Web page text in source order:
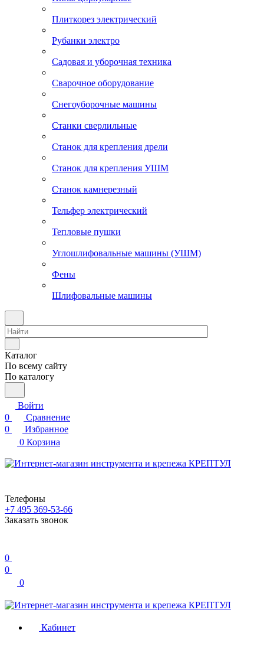
Плиткорез электрический
Рубанки электро
Садовая и уборочная техника
Сварочное оборудование
Снегоуборочные машины
Станки сверлильные
Станок для крепления дрели
Станок для крепления УШМ
Станок камнерезный
Тельфер электрический
Тепловые пушки
Углошлифовальные машины (УШМ)
Фены
Шлифовальные машины
Каталог
По всему сайту
По каталогу
Войти
0
Сравнение
0
Избранное
0 Корзина
Телефоны
+7 495 369-53-66
Заказать звонок
0
0
0
Кабинет